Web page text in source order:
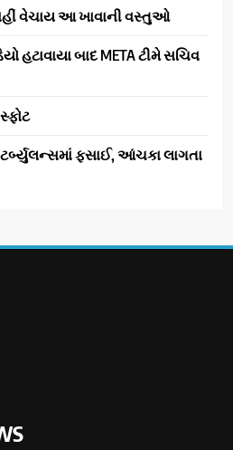
વેચાય આ ખાવાની વસ્તુઓ
હટાવાયા બાદ META ટીમે સચિવ
ફસાઈ, આંચકા લાગતા